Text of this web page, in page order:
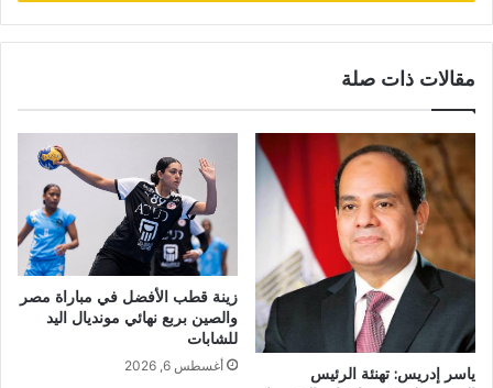
مقالات ذات صلة
ياسر إدريس: تهنئة الرئيس
زينة قطب الأفضل في مباراة مصر
والصين بربع نهائي مونديال اليد
للشابات
أغسطس 6, 2026